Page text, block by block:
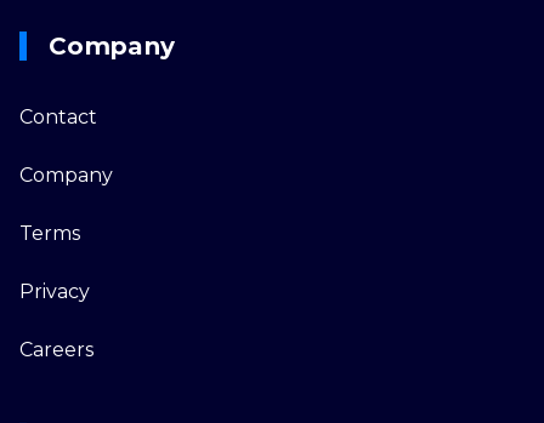
Company
Contact
Company
Terms
Privacy
Careers